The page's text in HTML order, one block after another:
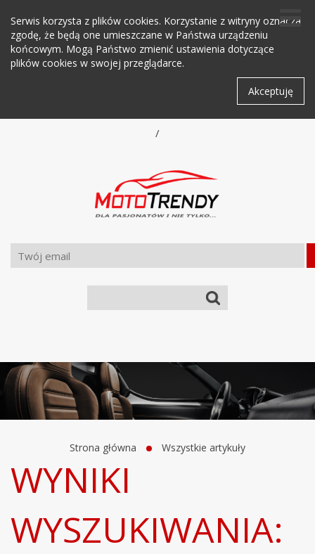
Serwis korzysta z plików cookies. Korzystanie z witryny oznacza
zgodę, że będą one umieszczane w Państwa urządzeniu
końcowym. Mogą Państwo zmienić ustawienia dotyczące
plików cookies w swojej przeglądarce.
Akceptuję
/
Strona główna Wszystkie artykuły
WYNIKI
WYSZUKIWANIA: